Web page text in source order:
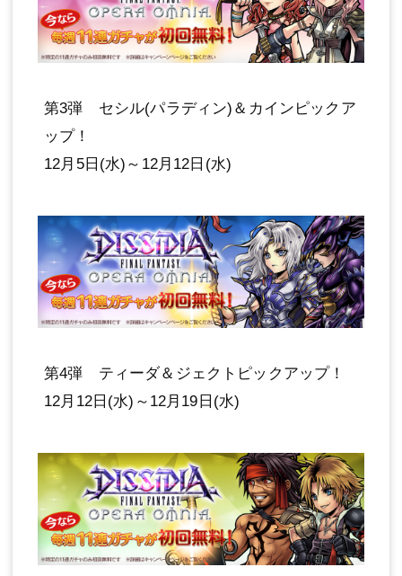
第3弾 セシル(パラディン)＆カインピックア
ップ！
12月5日(水)～12月12日(水)
第4弾 ティーダ＆ジェクトピックアップ！
12月12日(水)～12月19日(水)